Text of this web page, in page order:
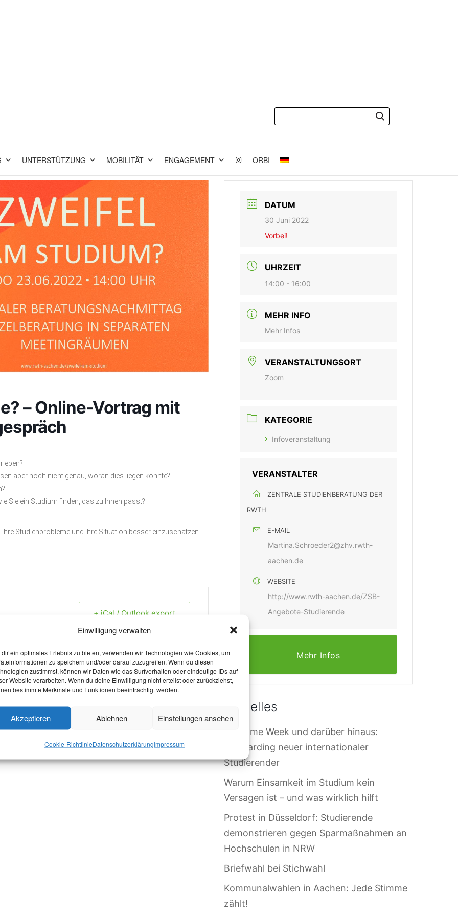
Einwilligung verwalten
dir ein optimales Erlebnis zu bieten, verwenden wir Technologien wie Cookies, um
zu speichern und/oder darauf zuzugreifen. Wenn du diesen
zustimmst, können wir Daten wie das Surfverhalten oder eindeutige IDs auf
Website verarbeiten. Wenn du deine Einwilligung nicht erteilst oder zurückziehst,
bestimmte Merkmale und Funktionen beeinträchtigt werden.
Akzeptieren Ablehnen Einstellungen ansehen
Cookie-RichtlinieDatenschutzerklärungImpressum
UNTERSTÜTZUNG MOBILITÄT ENGAGEMENT ORBI
– Online-Vortrag mit
aber noch nicht genau, woran dies liegen könnte?
Sie ein Studium finden, das zu Ihnen passt?
Studienprobleme und Ihre Situation besser einzuschätzen
+ iCal / Outlook export
ist beendet.
DATUM
30 Juni 2022
Vorbei!
UHRZEIT
14:00 - 16:00
MEHR INFO
Mehr Infos
VERANSTALTUNGSORT
Zoom
KATEGORIE
Infoveranstaltung
VERANSTALTER
ZENTRALE STUDIENBERATUNG DER
RWTH
E-MAIL
Martina.Schroeder2@zhv.rwth-
aachen.de
WEBSITE
http://www.rwth-aachen.de/ZSB-
Angebote-Studierende
Mehr Infos
Aktuelles
Welcome Week und darüber hinaus:
Onboarding neuer internationaler
Studierender
Warum Einsamkeit im Studium kein
Versagen ist – und was wirklich hilft
Protest in Düsseldorf: Studierende
demonstrieren gegen Sparmaßnahmen an
Hochschulen in NRW
Briefwahl bei Stichwahl
Kommunalwahlen in Aachen: Jede Stimme
zählt!